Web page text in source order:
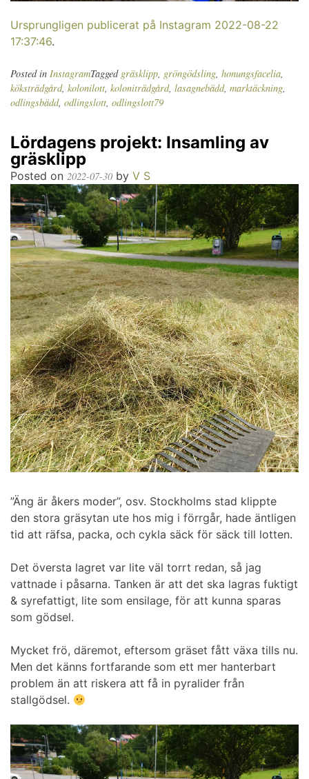
Ursprungligen publicerat på Instagram 2022-08-22
17:37:46.
Posted in InstagramTagged gräsklipp, gröngödsling, honungsfacelia,
köksträdgård, kolonilott, koloniträdgård, lasagnebädd, marktäckning,
odlingsbädd, odlingslott, odlingslott79
Lördagens projekt: Insamling av
gräsklipp
Posted on 2022-07-30 by V S
”Äng är åkers moder”, osv. Stockholms stad klippte
den stora gräsytan ute hos mig i förrgår, hade äntligen
tid att räfsa, packa, och cykla säck för säck till lotten.
Det översta lagret var lite väl torrt redan, så jag
vattnade i påsarna. Tanken är att det ska lagras fuktigt
& syrefattigt, lite som ensilage, för att kunna sparas
som gödsel.
Mycket frö, däremot, eftersom gräset fått växa tills nu.
Men det känns fortfarande som ett mer hanterbart
problem än att riskera att få in pyralider från
stallgödsel.